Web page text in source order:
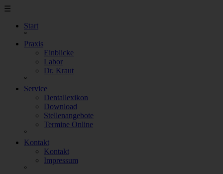
☰
Start
°
Praxis
Einblicke
Labor
Dr. Kraut
°
Service
Dentallexikon
Download
Stellenangebote
Termine Online
°
Kontakt
Kontakt
Impressum
°